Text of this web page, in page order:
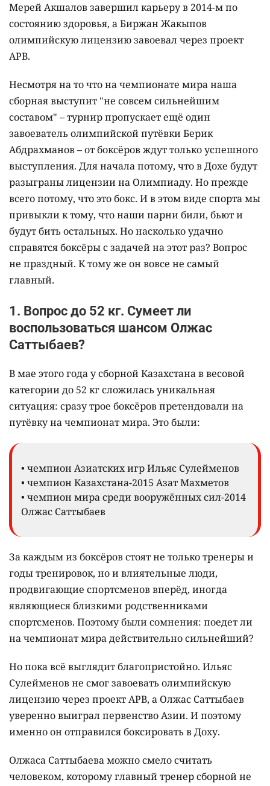
Мерей Акшалов завершил карьеру в 2014-м по
состоянию здоровья, а Биржан Жакыпов
олимпийскую лицензию завоевал через проект
APB.
Несмотря на то что на чемпионате мира наша
сборная выступит "не совсем сильнейшим
составом" – турнир пропускает ещё один
завоеватель олимпийской путёвки Берик
Абдрахманов – от боксёров ждут только успешного
выступления. Для начала потому, что в Дохе будут
разыграны лицензии на Олимпиаду. Но прежде
всего потому, что это бокс. И в этом виде спорта мы
привыкли к тому, что наши парни били, бьют и
будут бить остальных. Но насколько удачно
справятся боксёры с задачей на этот раз? Вопрос
не праздный. К тому же он вовсе не самый
главный.
1. Вопрос до 52 кг. Сумеет ли
воспользоваться шансом Олжас
Саттыбаев?
В мае этого года у сборной Казахстана в весовой
категории до 52 кг сложилась уникальная
ситуация: сразу трое боксёров претендовали на
путёвку на чемпионат мира. Это были:
• чемпион Азиатских игр Ильяс Сулейменов
• чемпион Казахстана-2015 Азат Махметов
• чемпион мира среди вооружённых сил-2014
Олжас Саттыбаев
За каждым из боксёров стоят не только тренеры и
годы тренировок, но и влиятельные люди,
продвигающие спортсменов вперёд, иногда
являющиеся близкими родственниками
спортсменов. Поэтому были сомнения: поедет ли
на чемпионат мира действительно сильнейший?
Но пока всё выглядит благопристойно. Ильяс
Сулейменов не смог завоевать олимпийскую
лицензию через проект APB, а Олжас Саттыбаев
уверенно выиграл первенство Азии. И поэтому
именно он отправился боксировать в Доху.
Олжаса Саттыбаева можно смело считать
человеком, которому главный тренер сборной не